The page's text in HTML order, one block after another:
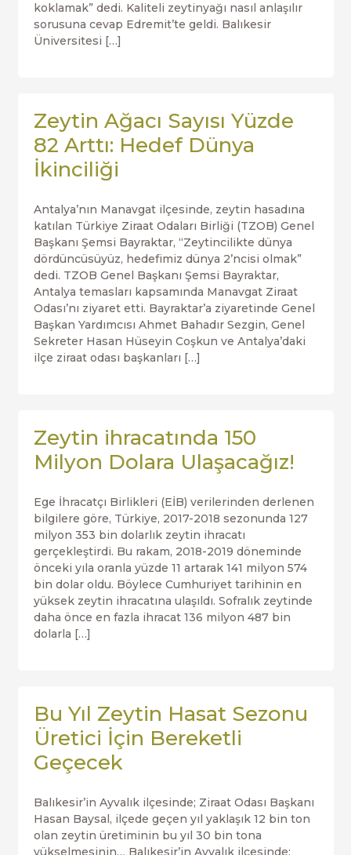
koklamak” dedi. Kaliteli zeytinyağı nasıl anlaşılır
sorusuna cevap Edremit’te geldi. Balıkesir
Üniversitesi […]
Zeytin Ağacı Sayısı Yüzde
82 Arttı: Hedef Dünya
İkinciliği
Antalya’nın Manavgat ilçesinde, zeytin hasadına
katılan Türkiye Ziraat Odaları Birliği (TZOB) Genel
Başkanı Şemsi Bayraktar, “Zeytincilikte dünya
dördüncüsüyüz, hedefimiz dünya 2’ncisi olmak”
dedi. TZOB Genel Başkanı Şemsi Bayraktar,
Antalya temasları kapsamında Manavgat Ziraat
Odası’nı ziyaret etti. Bayraktar’a ziyaretinde Genel
Başkan Yardımcısı Ahmet Bahadır Sezgin, Genel
Sekreter Hasan Hüseyin Coşkun ve Antalya’daki
ilçe ziraat odası başkanları […]
Zeytin ihracatında 150
Milyon Dolara Ulaşacağız!
Ege İhracatçı Birlikleri (EİB) verilerinden derlenen
bilgilere göre, Türkiye, 2017-2018 sezonunda 127
milyon 353 bin dolarlık zeytin ihracatı
gerçekleştirdi. Bu rakam, 2018-2019 döneminde
önceki yıla oranla yüzde 11 artarak 141 milyon 574
bin dolar oldu. Böylece Cumhuriyet tarihinin en
yüksek zeytin ihracatına ulaşıldı. Sofralık zeytinde
daha önce en fazla ihracat 136 milyon 487 bin
dolarla […]
Bu Yıl Zeytin Hasat Sezonu
Üretici İçin Bereketli
Geçecek
Balıkesir’in Ayvalık ilçesinde; Ziraat Odası Başkanı
Hasan Baysal, ilçede geçen yıl yaklaşık 12 bin ton
olan zeytin üretiminin bu yıl 30 bin tona
yükselmesinin… Balıkesir’in Ayvalık ilçesinde;